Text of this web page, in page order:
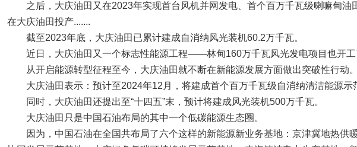
之后，大庆油田又在2023年实现首台风机并网发电、首个百万千瓦级喇嘛甸油
在大庆油田投产.......
截至2023年底，大庆油田已累计建成自消纳风光装机60.2万千瓦。
近日，大庆油田又一个标志性能源工程——林甸160万千瓦风光发电项目也开工
从开启能源转型征程至今，大庆油田就不断在新能源发展方面做出突破性行动。
大庆油田表示：预计至2024年12月，将建成首个百万千瓦级自消纳清洁能源示
同时，大庆油田还提出至“十四五”末，预计将建成风光装机500万千瓦。
大庆油田只是中国石油布局的其中一个低碳能源生态圈。
因为，中国石油在全国共布局了六个这样的新能源新业务基地：京津冀地热供